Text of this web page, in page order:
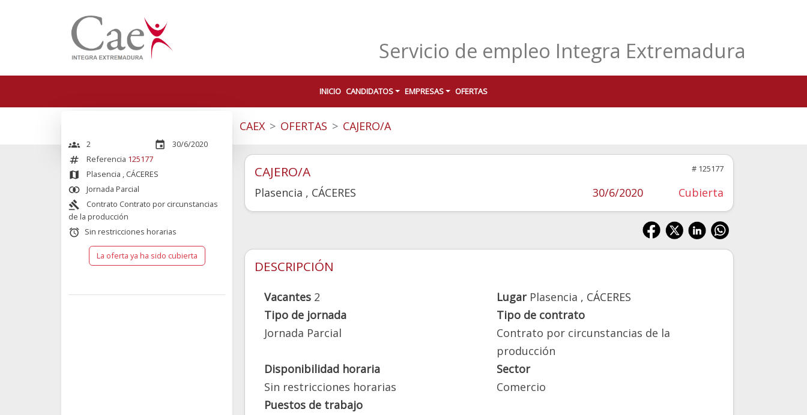
Servicio de empleo Integra Extremadura
INICIO CANDIDATOS EMPRESAS OFERTAS
CAEX OFERTAS CAJERO/A
groups 2 event 30/6/2020
numbers Referencia 125177
map Plasencia , CÁCERES
join_inner Jornada Parcial
gavel
Contrato Contrato por circunstancias
de la producción
alarm Sin restricciones horarias
La oferta ya ha sido cubierta
CAJERO/A # 125177
Plasencia , CÁCERES 30/6/2020 Cubierta
DESCRIPCIÓN
Vacantes 2 Lugar Plasencia , CÁCERES
Tipo de jornada
Jornada Parcial
Tipo de contrato
Contrato por circunstancias de la
producción
Disponibilidad horaria
Sin restricciones horarias
Sector
Comercio
Puestos de trabajo